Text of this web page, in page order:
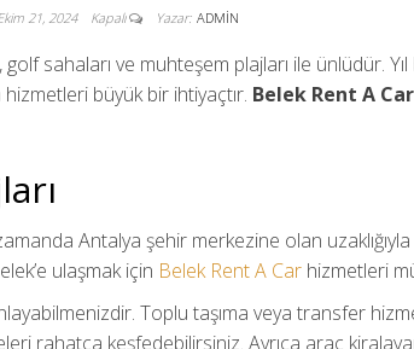
21, 2024 Kapalı Yazar: ADMIN
sahaları ve muhteşem plajları ile ünlüdür.
büyük bir ihtiyaçtır. Belek Rent A Car
Antalya şehir merkezine olan
ulaşmak için Belek Rent A Car hizmetleri
Toplu taşıma veya transfer
rahatça keşfedebilirsiniz. Ayrıca araç